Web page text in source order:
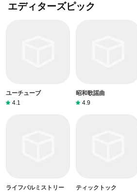
エディターズピック
ユーチューブ
4.1
昭和歌謡曲
4.9
ライフパルミストリー
ティックトック